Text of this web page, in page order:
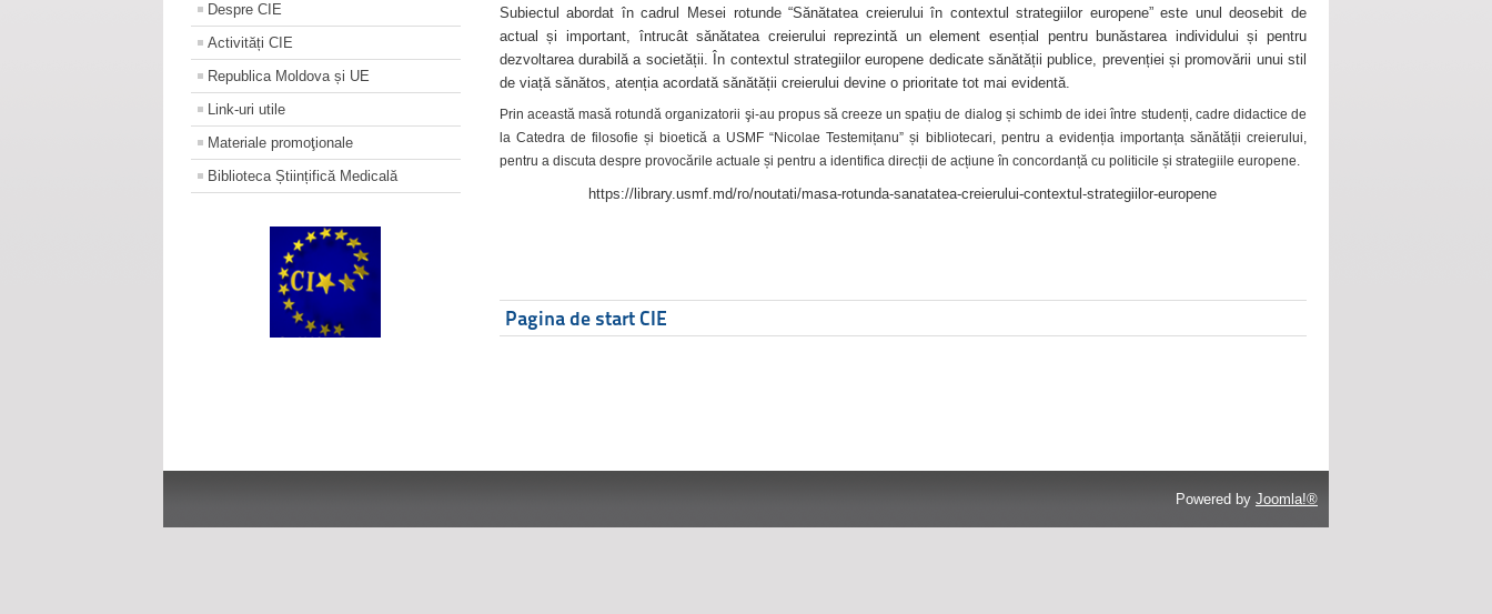
Despre CIE
Activități CIE
Republica Moldova și UE
Link-uri utile
Materiale promoţionale
Biblioteca Științifică Medicală
Subiectul abordat în cadrul Mesei rotunde “Sănătatea creierului în contextul strategiilor europene” este unul deosebit de
actual și important, întrucât sănătatea creierului reprezintă un element esențial pentru bunăstarea individului și pentru
dezvoltarea durabilă a societății. În contextul strategiilor europene dedicate sănătății publice, prevenției și promovării unui stil
de viață sănătos, atenția acordată sănătății creierului devine o prioritate tot mai evidentă.
Prin această masă rotundă organizatorii şi-au propus să creeze un spațiu de dialog și schimb de idei între studenți, cadre didactice de
la Catedra de filosofie și bioetică a USMF “Nicolae Testemițanu” și bibliotecari, pentru a evidenția importanța sănătății creierului,
pentru a discuta despre provocările actuale și pentru a identifica direcții de acțiune în concordanță cu politicile și strategiile europene.
https://library.usmf.md/ro/noutati/masa-rotunda-sanatatea-creierului-contextul-strategiilor-europene
Pagina de start CIE
Powered by Joomla!®